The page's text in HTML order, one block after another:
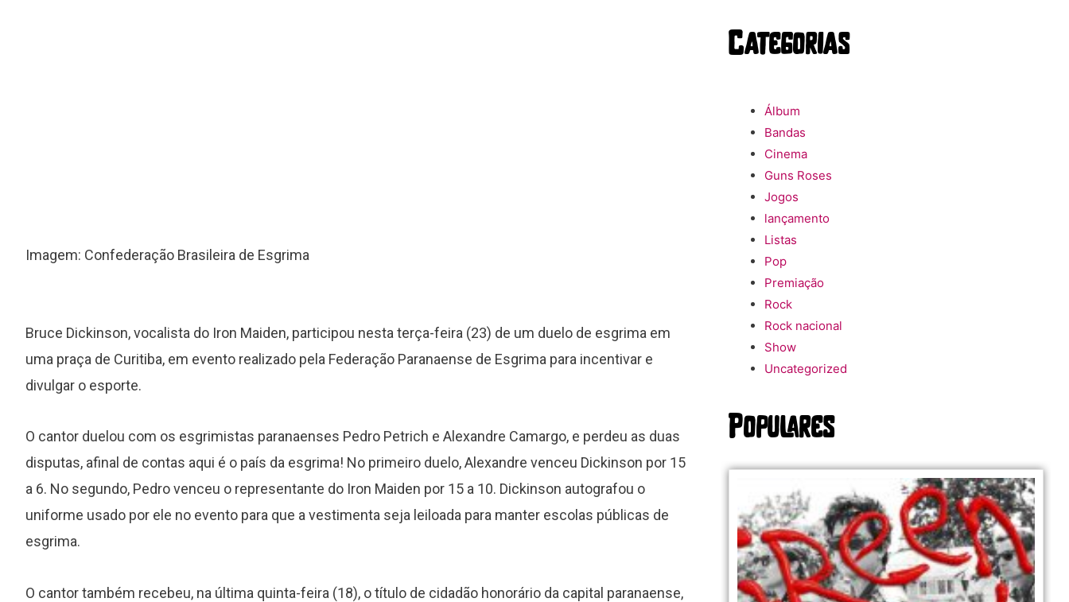
Imagem: Confederação Brasileira de Esgrima
Bruce Dickinson, vocalista do Iron Maiden, participou nesta terça-feira (23) de um duelo de esgrima em
uma praça de Curitiba, em evento realizado pela Federação Paranaense de Esgrima para incentivar e
divulgar o esporte.
O cantor duelou com os esgrimistas paranaenses Pedro Petrich e Alexandre Camargo, e perdeu as duas
disputas, afinal de contas aqui é o país da esgrima! No primeiro duelo, Alexandre venceu Dickinson por 15
a 6. No segundo, Pedro venceu o representante do Iron Maiden por 15 a 10. Dickinson autografou o
uniforme usado por ele no evento para que a vestimenta seja leiloada para manter escolas públicas de
esgrima.
O cantor também recebeu, na última quinta-feira (18), o título de cidadão honorário da capital paranaense,
Categorias
Álbum
Bandas
Cinema
Guns Roses
Jogos
lançamento
Listas
Pop
Premiação
Rock
Rock nacional
Show
Uncategorized
Populares